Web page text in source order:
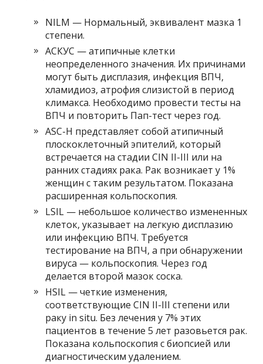
NILM — Нормальный, эквивалент мазка 1
степени.
АСКУС — атипичные клетки
неопределенного значения. Их причинами
могут быть дисплазия, инфекция ВПЧ,
хламидиоз, атрофия слизистой в период
климакса. Необходимо провести тесты на
ВПЧ и повторить Пап-тест через год.
ASC-H представляет собой атипичный
плоскоклеточный эпителий, который
встречается на стадии CIN II-III или на
ранних стадиях рака. Рак возникает у 1%
женщин с таким результатом. Показана
расширенная кольпоскопия.
LSIL — небольшое количество измененных
клеток, указывает на легкую дисплазию
или инфекцию ВПЧ. Требуется
тестирование на ВПЧ, а при обнаружении
вируса — кольпоскопия. Через год
делается второй мазок соска.
HSIL — четкие изменения,
соответствующие CIN II-III степени или
раку in situ. Без лечения у 7% этих
пациентов в течение 5 лет разовьется рак.
Показана кольпоскопия с биопсией или
диагностическим удалением.